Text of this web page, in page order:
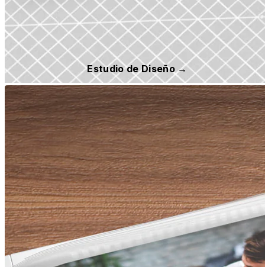
Estudio de Diseño →